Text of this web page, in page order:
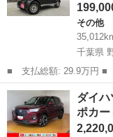
その他
千葉県
■ 支払総額: 29.9万円 ■ 車両本体価格： 199,000 円 ■ メーカー
名： ダイハツ ■ 車種
プ 車検整備付き ４速
ットブラッ...
千葉 野田市 その
ダイ
ポカ